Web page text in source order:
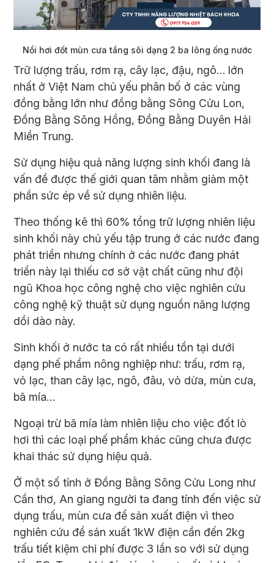
Nồi hơi đốt mùn cưa tầng sôi dạng 2 ba lông ống nước​
Trữ lượng trấu, rơm rạ, cây lạc, đậu, ngô… lớn
nhất ở Việt Nam chủ yếu phân bố ở các vùng
đồng bằng lớn như đồng bằng Sông Cửu Lon,
Đồng Bằng Sông Hồng, Đồng Bằng Duyên Hải
Miền Trung.
Sử dụng hiệu quả năng lượng sinh khối đang là
vấn đề được thế giới quan tâm nhằm giảm một
phần sức ép về sử dụng nhiên liệu.
Theo thống kê thì 60% tổng trữ lượng nhiên liệu
sinh khối này chủ yếu tập trung ở các nước đang
phát triển nhưng chính ở các nước đang phát
triển này lại thiếu cơ sở vật chất cũng như đội
ngũ Khoa học công nghệ cho việc nghiên cứu
công nghệ kỹ thuật sử dụng nguồn năng lượng
dồi dào này.
Sinh khối ở nước ta có rất nhiều tồn tại dưới
dạng phế phẩm nông nghiệp như: trấu, rơm rạ,
vỏ lạc, than cây lạc, ngô, đâu, vỏ dừa, mùn cưa,
bã mía…
Ngoại trừ bã mía làm nhiên liệu cho việc đốt lò
hơi thì các loại phế phẩm khác cũng chưa được
khai thác sử dụng hiệu quả.
Ở một số tỉnh ở Đồng Bằng Sông Cửu Long như
Cần thơ, An giang người ta đang tính đến việc sử
dụng trấu, mùn cưa để sản xuất điện vì theo
nghiên cứu để sản xuất 1kW điện cần đến 2kg
trấu tiết kiệm chi phí được 3 lần so với sử dụng